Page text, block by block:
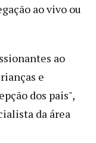
ao vivo ou
ao
e
dos pais",
da área